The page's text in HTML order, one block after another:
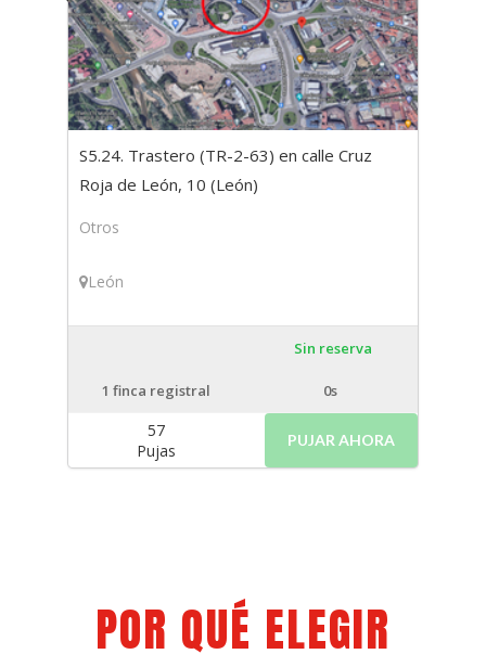
S5.24. Trastero (TR-2-63) en calle Cruz
Roja de León, 10 (León)
Otros
León
Sin reserva
1 finca registral 0s
57
Pujas
PUJAR AHORA
POR QUÉ ELEGIR